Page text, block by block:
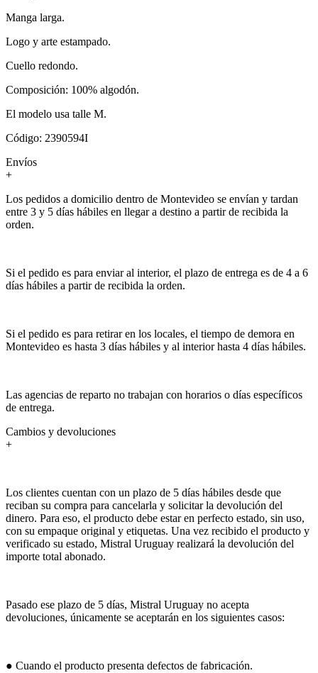
Manga larga.
Logo y arte estampado.
Cuello redondo.
Composición: 100% algodón.
El modelo usa talle M.
Código: 2390594I
Envíos
+
Los pedidos a domicilio dentro de Montevideo se envían y tardan
entre 3 y 5 días hábiles en llegar a destino a partir de recibida la
orden.
Si el pedido es para enviar al interior, el plazo de entrega es de 4 a 6
días hábiles a partir de recibida la orden.
Si el pedido es para retirar en los locales, el tiempo de demora en
Montevideo es hasta 3 días hábiles y al interior hasta 4 días hábiles.
Las agencias de reparto no trabajan con horarios o días específicos
de entrega.
Cambios y devoluciones
+
Los clientes cuentan con un plazo de 5 días hábiles desde que
reciban su compra para cancelarla y solicitar la devolución del
dinero. Para eso, el producto debe estar en perfecto estado, sin uso,
con su empaque original y etiquetas. Una vez recibido el producto y
verificado su estado, Mistral Uruguay realizará la devolución del
importe total abonado.
Pasado ese plazo de 5 días, Mistral Uruguay no acepta
devoluciones, únicamente se aceptarán en los siguientes casos:
● Cuando el producto presenta defectos de fabricación.